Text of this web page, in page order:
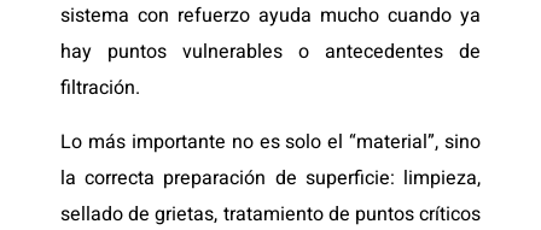
sistema con refuerzo ayuda mucho cuando ya
hay puntos vulnerables o antecedentes de
filtración.
Lo más importante no es solo el “material”, sino
la correcta preparación de superficie: limpieza,
sellado de grietas, tratamiento de puntos críticos